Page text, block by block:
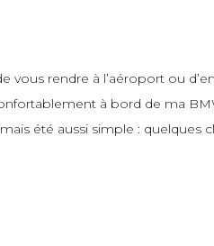
vous rendre à l’aéroport ou
à bord de ma
été aussi simple : quelques